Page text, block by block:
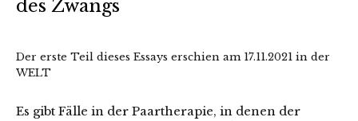
des Zwangs
Der erste Teil dieses Essays erschien am 17.11.2021 in der
WELT
Es gibt Fälle in der Paartherapie, in denen der